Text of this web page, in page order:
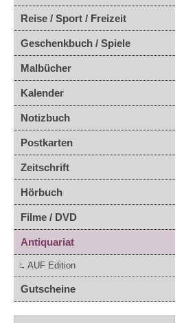
Reise / Sport / Freizeit
Geschenkbuch / Spiele
Malbücher
Kalender
Notizbuch
Postkarten
Zeitschrift
Hörbuch
Filme / DVD
Antiquariat
AUF Edition
Gutscheine